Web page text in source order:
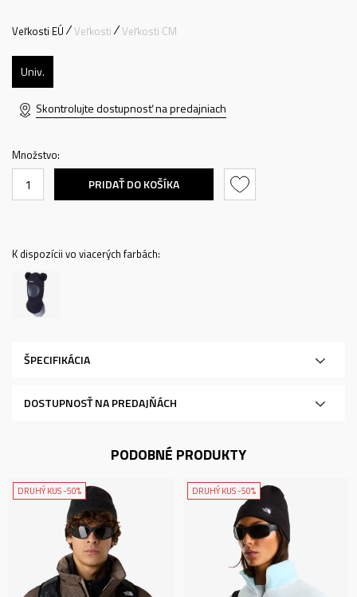
Veľkosti EÚ Veľkosti Veľkosti CM
Univ.
Skontrolujte dostupnosť na predajniach
Množstvo:
PRIDAŤ DO KOŠÍKA
K dispozícii vo viacerých farbách:
ŠPECIFIKÁCIA
DOSTUPNOSŤ NA PREDAJŇÁCH
PODOBNÉ PRODUKTY
DRUHÝ KUS -50% DRUHÝ KUS -50%